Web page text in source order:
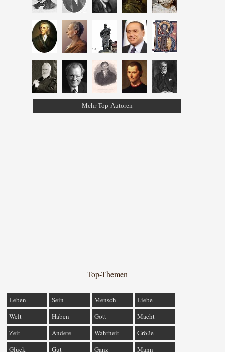
Mehr Top-Autoren
Top-Themen
Leben Sein Mensch
Liebe
Welt
Haben Gott
Macht
Zeit
Andere Wahrheit
Größe
Glück
Gut Ganz Mann